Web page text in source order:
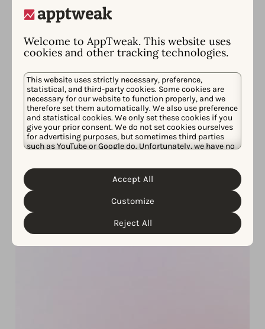
Welcome to AppTweak. This website uses
cookies and other tracking technologies.
This website uses strictly necessary, preference,
statistical, and third-party cookies. Some cookies are
necessary for our website to function properly, and we
therefore set them automatically. We also use preference
and statistical cookies. We only set these cookies if you
give your prior consent. We do not set cookies ourselves
for advertising purposes, but sometimes third parties
such as YouTube or Google do. Unfortunately, we have no
personal data and the different cookies we use, please
Cookie Policy&Privacy Policy
customize your cookie settings and preferences by
clicking the “Customize” button.
Reject All
Customize
Accept All